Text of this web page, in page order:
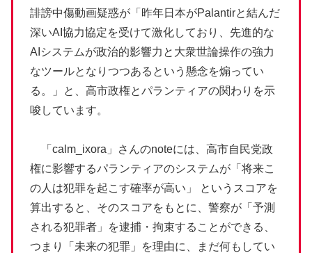
誹謗中傷動画疑惑が「昨年日本がPalantirと結んだ
深いAI協力協定を受けて激化しており、先進的な
AIシステムが政治的影響力と大衆世論操作の強力
なツールとなりつつあるという懸念を煽ってい
る。」と、高市政権とパランティアの関わりを示
唆しています。
「calm_ixora」さんのnoteには、高市自民党政
権に影響するパランティアのシステムが「将来こ
の人は犯罪を起こす確率が高い」 というスコアを
算出すると、そのスコアをもとに、警察が「予測
される犯罪者」を逮捕・拘束することができる、
つまり「未来の犯罪」を理由に、まだ何もしてい